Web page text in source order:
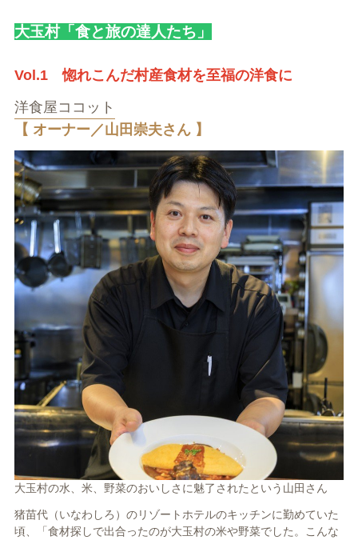
大玉村「食と旅の達人たち」
Vol.1 惚れこんだ村産食材を至福の洋食に
洋食屋ココット
【 オーナー／山田崇夫さん 】
大玉村の水、米、野菜のおいしさに魅了されたという山田さん
猪苗代（いなわしろ）のリゾートホテルのキッチンに勤めていた
頃、「食材探しで出合ったのが大玉村の米や野菜でした。こんな